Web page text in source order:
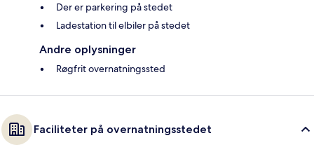
Der er parkering på stedet
Ladestation til elbiler på stedet
Andre oplysninger
Røgfrit overnatningssted
Faciliteter på overnatningsstedet